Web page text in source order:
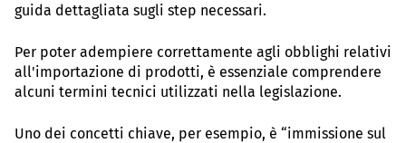
guida dettagliata sugli step necessari.
Per poter adempiere correttamente agli obblighi relativi
all'importazione di prodotti, è essenziale comprendere
alcuni termini tecnici utilizzati nella legislazione.
Uno dei concetti chiave, per esempio, è “immissione sul